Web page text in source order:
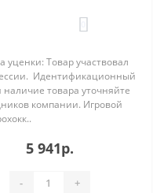
уценки: Товар участвовал
Идентификационный
товара уточняйте
компании. Игровой
5 941р.
- +